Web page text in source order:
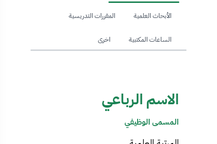
الأبحاث العلمية المقررات التدريسية
الساعات المكتبية اخرى
الاسم الرباعي
المسمى الوظيفي